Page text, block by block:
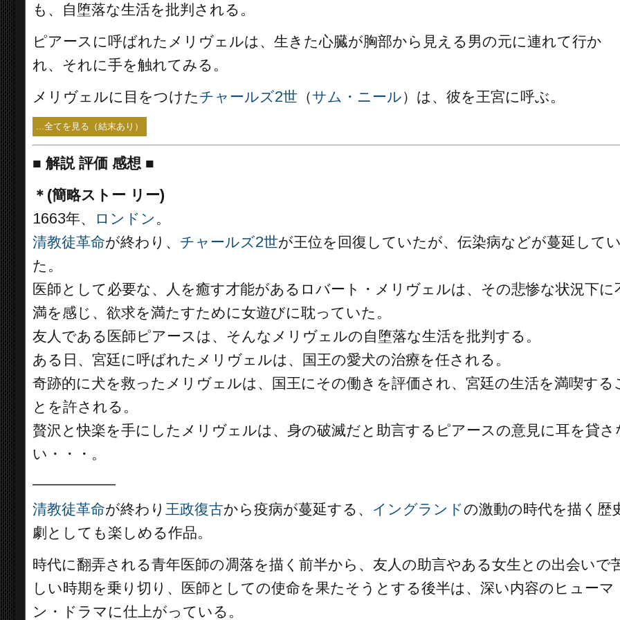
も、自堕落な生活を批判される。
ピアースに呼ばれたメリヴェルは、生きた心臓が胸部から見える男の元に連れて行か
れ、それに手を触れてみる。
メリヴェルに目をつけたチャールズ2世 （サム・ニール）は、彼を王宮に呼ぶ。
...全てを見る（結末あり）
■ 解説 評価 感想 ■
＊(簡略ストー リー)
1663年、
ロンドン 。
清教徒革命が終わり、 チャールズ2世が王位を回復していたが、伝染病などが蔓延して
た。
医師として必要な、人を癒す才能があるロバート・メリヴェルは、その悲惨な状況下に
満を感じ、欲求を満たすために女遊びに耽っていた。
友人である医師ピアースは、そんなメリヴェルの自堕落な生活を批判する。
ある日、宮廷に呼ばれたメリヴェルは、国王の愛犬の治療を任される。
奇跡的に犬を救ったメリヴェルは、国王にその働きを評価され、宮廷の生活を満喫する
とを許される。
贅沢と快楽を手にしたメリヴェルは、身の破滅だと助言するピアースの意見に耳を貸さ
い・・・。
清教徒革命が終わり 王政復古から疫病が蔓延する、 イングランドの激動の時代を描く歴
劇としても楽しめる作品。
時代に翻弄される青年医師の凋落を描く前半から、友人の助言やある女生との出会いで
しい時期を乗り切り、医師としての使命を果たそうとする後半は、深い内容のヒューマ
ン・ドラマに仕上がっている。